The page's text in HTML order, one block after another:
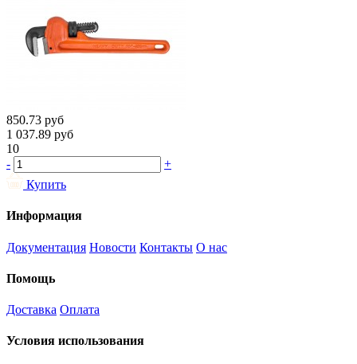
850.73 руб
1 037.89 руб
10
-
+
Купить
Информация
Документация Новости Контакты О нас
Помощь
Доставка Оплата
Условия использования